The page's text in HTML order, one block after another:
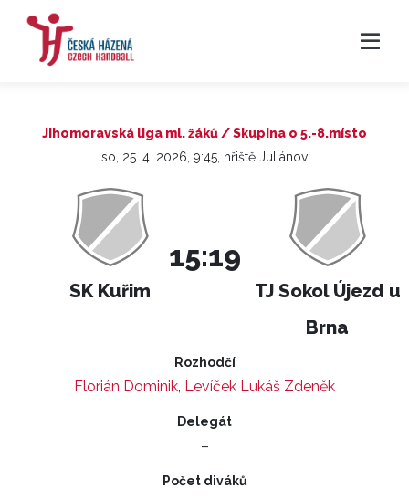
Jihomoravská liga ml. žáků / Skupina o 5.-8.místo
so, 25. 4. 2026, 9:45, hřiště Juliánov
SK Kuřim
15:19
TJ Sokol Újezd u
Brna
Rozhodčí
Florián Dominik, Levíček Lukáš Zdeněk
Delegát
–
Počet diváků